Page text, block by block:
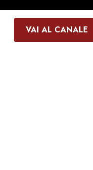
VAI AL CANALE